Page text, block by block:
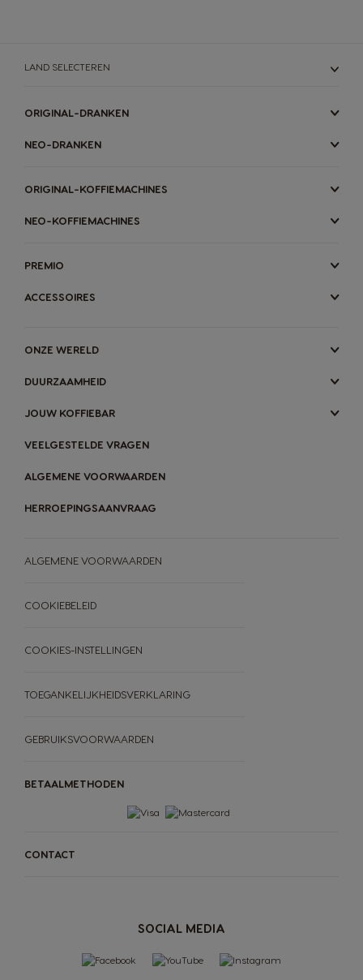
ORIGINAL DRANKEN
ORIGINAL MACHINES
Proef de toekomst
LAND SELECTEREN
ORIGINAL-DRANKEN
NEO-DRANKEN
ORIGINAL-KOFFIEMACHINES
NEO-KOFFIEMACHINES
PREMIO
ACCESSOIRES
ONZE WERELD
DUURZAAMHEID
JOUW KOFFIEBAR
VEELGESTELDE VRAGEN
ALGEMENE VOORWAARDEN
HERROEPINGSAANVRAAG
SOCIAL MEDIA
BETAALMETHODEN
CONTACT
ALGEMENE VOORWAARDEN
COOKIEBELEID
COOKIES-INSTELLINGEN
TOEGANKELIJKHEIDSVERKLARING
GEBRUIKSVOORWAARDEN